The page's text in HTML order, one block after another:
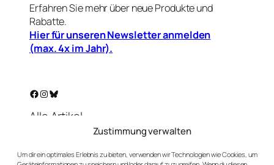
Zustimmung verwalten
Um dir ein optimales Erlebnis zu bieten, verwenden wir Technologien wie Cookies, um
Erfahren Sie mehr über neue Produkte und
Rabatte.
Hier für unseren Newsletter anmelden
(max. 4x im Jahr).
Facebook Instagram Bluesky
Alle Artikel
Unser Golf-Blog